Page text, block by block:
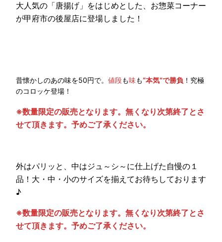
大人気の「唐揚げ」をはじめとした、お惣菜コーナー
が甲府市の後屋店に登場しました！
昔懐かしのあの味を50円で。 値段も味も“本気”で勝負 ！究極
のコロッケ登場！
※数量限定の販売となります。無くなり次第終了とさ
せて頂きます。予めご了承ください。
外はパリッと、中はジュ～シ～に仕上げた自慢の１
品！大・中・小のサイズを揃えてお待ちしております
♪
※数量限定の販売となります。無くなり次第終了とさ
せて頂きます。予めご了承ください。